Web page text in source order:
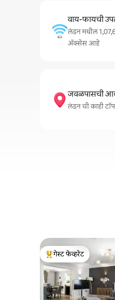
वाय-फायची
लंडन मधील
अ‍ॅक्सेस आहे
जवळपासची
लंडन ची काही
टॉप गेस्ट फेव्हरेट
गेस्ट फेव्हरेट